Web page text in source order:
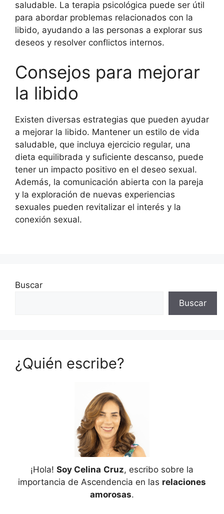
saludable. La terapia psicológica puede ser útil
para abordar problemas relacionados con la
libido, ayudando a las personas a explorar sus
deseos y resolver conflictos internos.
Consejos para mejorar
la libido
Existen diversas estrategias que pueden ayudar
a mejorar la libido. Mantener un estilo de vida
saludable, que incluya ejercicio regular, una
dieta equilibrada y suficiente descanso, puede
tener un impacto positivo en el deseo sexual.
Además, la comunicación abierta con la pareja
y la exploración de nuevas experiencias
sexuales pueden revitalizar el interés y la
conexión sexual.
Buscar
Buscar
¿Quién escribe?
¡Hola! Soy Celina Cruz, escribo sobre la
importancia de Ascendencia en las relaciones
amorosas.